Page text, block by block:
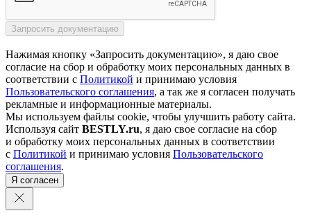
Нажимая кнопку «Запросить документацию», я даю свое
согласие на сбор и обработку моих персональных данных в
соответствии с Политикой и принимаю условия
Пользовательского соглашения, а так же я согласен получать
рекламные и информационные материалы.
Мы используем файлы cookie, чтобы улучшить работу сайта.
Используя сайт BESTLY.ru, я даю свое согласие на сбор
и обработку моих персональных данных в соответствии
с Политикой и принимаю условия Пользовательского
соглашения.
Я согласен